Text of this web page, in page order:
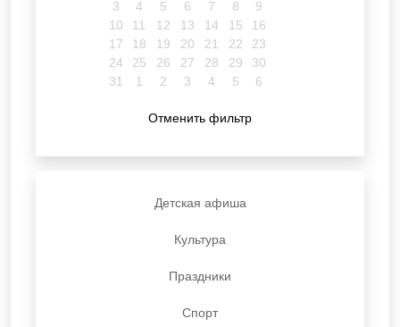
3
4 5 6 7 8
9
10
11 12 13 14 15
16
17
18 19 20 21 22
23
24
25 26 27 28 29
30
31
1 2 3 4 5 6
Отменить фильтр
Детская афиша
Культура
Праздники
Спорт